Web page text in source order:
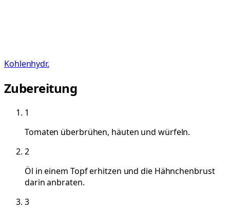
Kohlenhydr.
Zubereitung
1
Tomaten überbrühen, häuten und würfeln.
2
Öl in einem Topf erhitzen und die Hähnchenbrust
darin anbraten.
3